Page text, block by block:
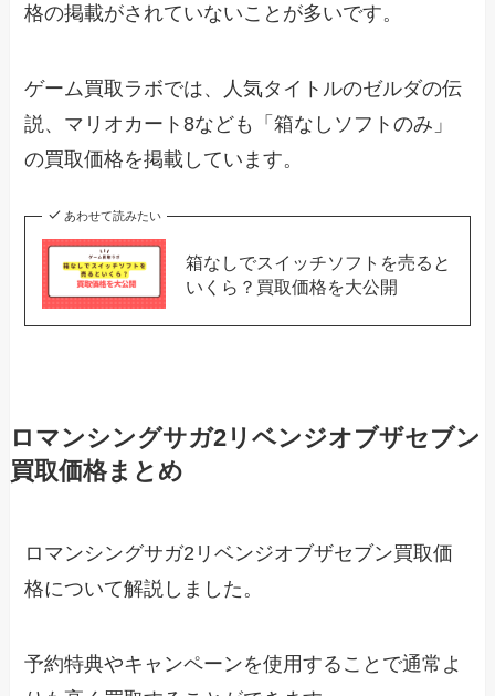
格の掲載がされていないことが多いです。
ゲーム買取ラボでは、人気タイトルのゼルダの伝
説、マリオカート8なども「箱なしソフトのみ」
の買取価格を掲載しています。
あわせて読みたい
箱なしでスイッチソフトを売ると
いくら？買取価格を大公開
ロマンシングサガ2リベンジオブザセブン
買取価格まとめ
ロマンシングサガ2リベンジオブザセブン買取価
格について解説しました。
予約特典やキャンペーンを使用することで通常よ